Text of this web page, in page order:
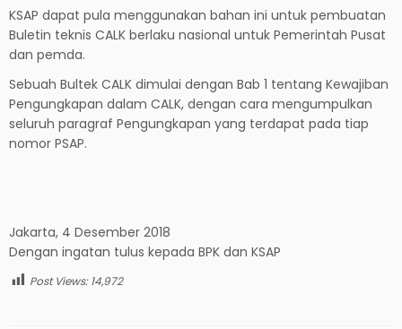
KSAP dapat pula menggunakan bahan ini untuk pembuatan
Buletin teknis CALK berlaku nasional untuk Pemerintah Pusat
dan pemda.
Sebuah Bultek CALK dimulai dengan Bab 1 tentang Kewajiban
Pengungkapan dalam CALK, dengan cara mengumpulkan
seluruh paragraf Pengungkapan yang terdapat pada tiap
nomor PSAP.
Jakarta, 4 Desember 2018
Dengan ingatan tulus kepada BPK dan KSAP
Post Views: 14,972